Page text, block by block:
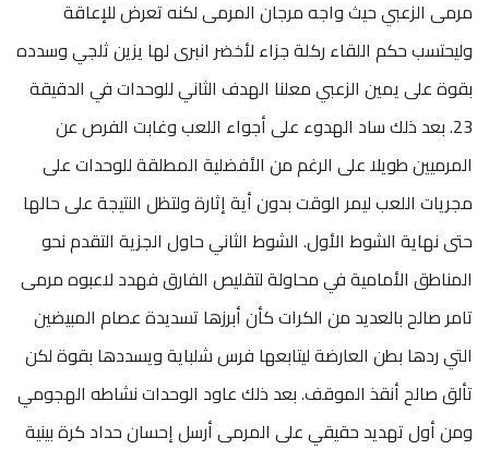
مرمى الزعبي حيث واجه مرجان المرمى لكنه تعرض للإعاقة
وليحتسب حكم اللقاء ركلة جزاء لأخضر انبرى لها يزين ثلجي وسدده
بقوة على يمين الزعبي معلنا الهدف الثاني للوحدات في الدقيقة
23. بعد ذلك ساد الهدوء على أجواء اللعب وغابت الفرص عن
المرميين طويلا على الرغم من الأفضلية المطلقة للوحدات على
مجريات اللعب ليمر الوقت بدون أية إثارة ولتظل النتيجة على حالها
حتى نهاية الشوط الأول. الشوط الثاني حاول الجزية التقدم نحو
المناطق الأمامية في محاولة لتقليص الفارق فهدد لاعبوه مرمى
تامر صالح بالعديد من الكرات كأن أبرزها تسديدة عصام المبيضين
التي ردها بطن العارضة ليتابعها فرس شلباية ويسددها بقوة لكن
تألق صالح أنقذ الموقف. بعد ذلك عاود الوحدات نشاطه الهجومي
ومن أول تهديد حقيقي على المرمى أرسل إحسان حداد كرة بينية